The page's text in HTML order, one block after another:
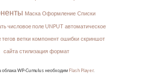
Маска Оформление Списки
числовое поле UNPUT автоматическое
ветки компонент ошибки скриншот
сайта стилизация формат
облака WP-Cumulus необходим Flash Player.